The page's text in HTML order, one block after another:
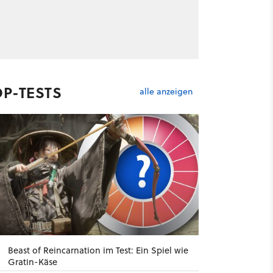
TESTS alle anzeigen
Beast of Reincarnation im Test: Ein Spiel wie
Gratin-Käse